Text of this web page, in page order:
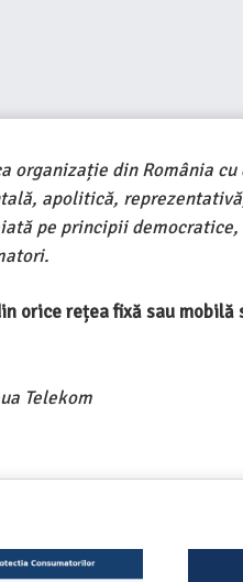
organizație din România
apolitică,
pe principii democratice,
orice rețea fixă sau
Telekom